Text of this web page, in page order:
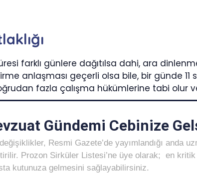
farklı günlere dağıtılsa dahi, ara
anlaşması geçerli olsa bile, bir günde
fazla çalışma hükümlerine tabi olur
Gündemi Cebinize
Resmi Gazete’de yayımlandığı anda
Prozon Sirküler Listesi’ne üye olarak; en
kutunuza gelmesini sağlayabilirsiniz.